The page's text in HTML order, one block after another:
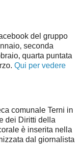
del gruppo
seconda
quarta puntata
Qui per vedere
comunale Terni in
dei Diritti della
è inserita nella
dal giornalista